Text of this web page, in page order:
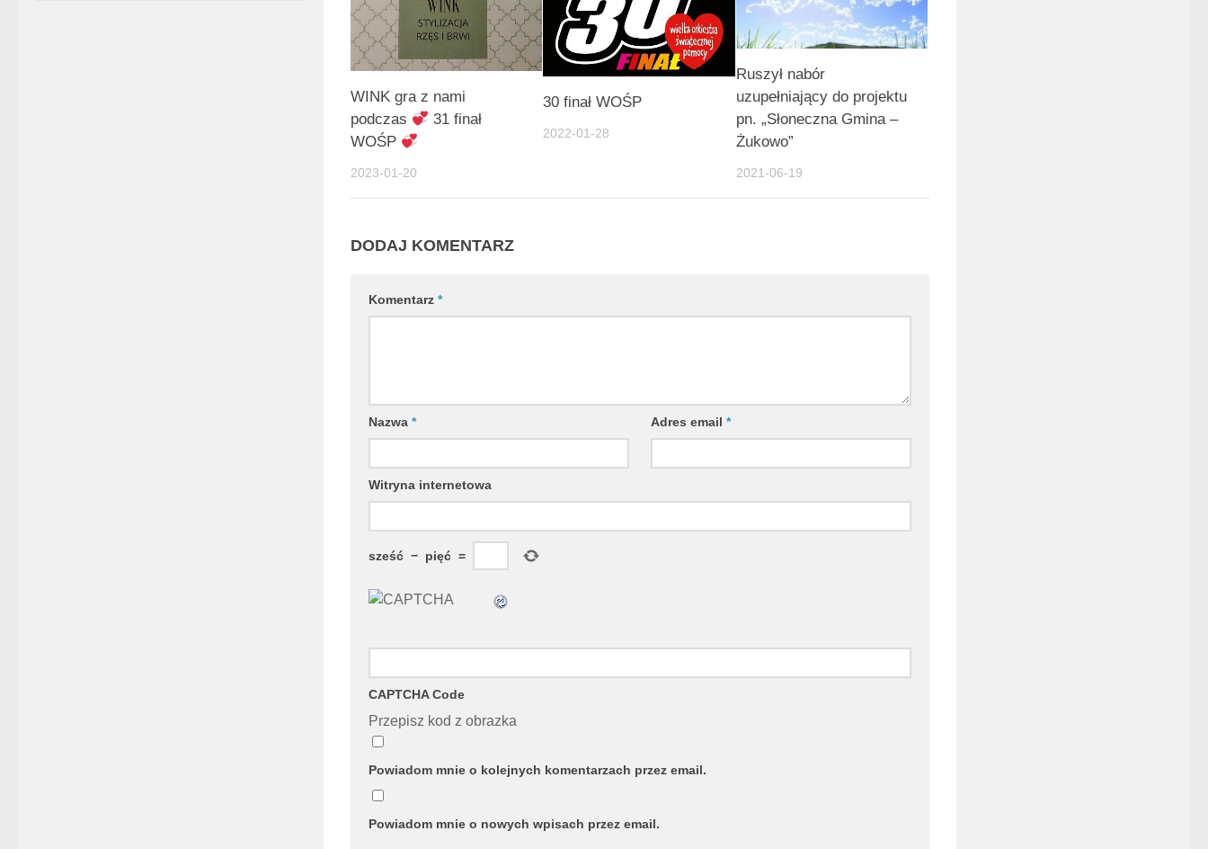
WINK gra z nami
podczas
31 finał
WOŚP
2023-01-20
30 finał WOŚP
2022-01-28
Ruszył nabór
uzupełniający do projektu
pn. „Słoneczna Gmina –
Żukowo”
2021-06-19
DODAJ KOMENTARZ
Komentarz *
Nazwa * Adres email*
Witryna internetowa
sześć − pięć =
CAPTCHA Code
Przepisz kod z obrazka
Powiadom mnie o kolejnych komentarzach przez email.
Powiadom mnie o nowych wpisach przez email.